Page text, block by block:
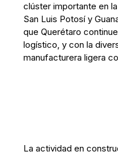
clúster importante en
San Luis Potosí y
que Querétaro
logístico, y con la
manufacturera ligera
La actividad en